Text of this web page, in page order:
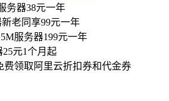
务器38元一年
老同享99元一年
服务器199元一年
25元1个月起
费领取阿里云折扣券和代金券